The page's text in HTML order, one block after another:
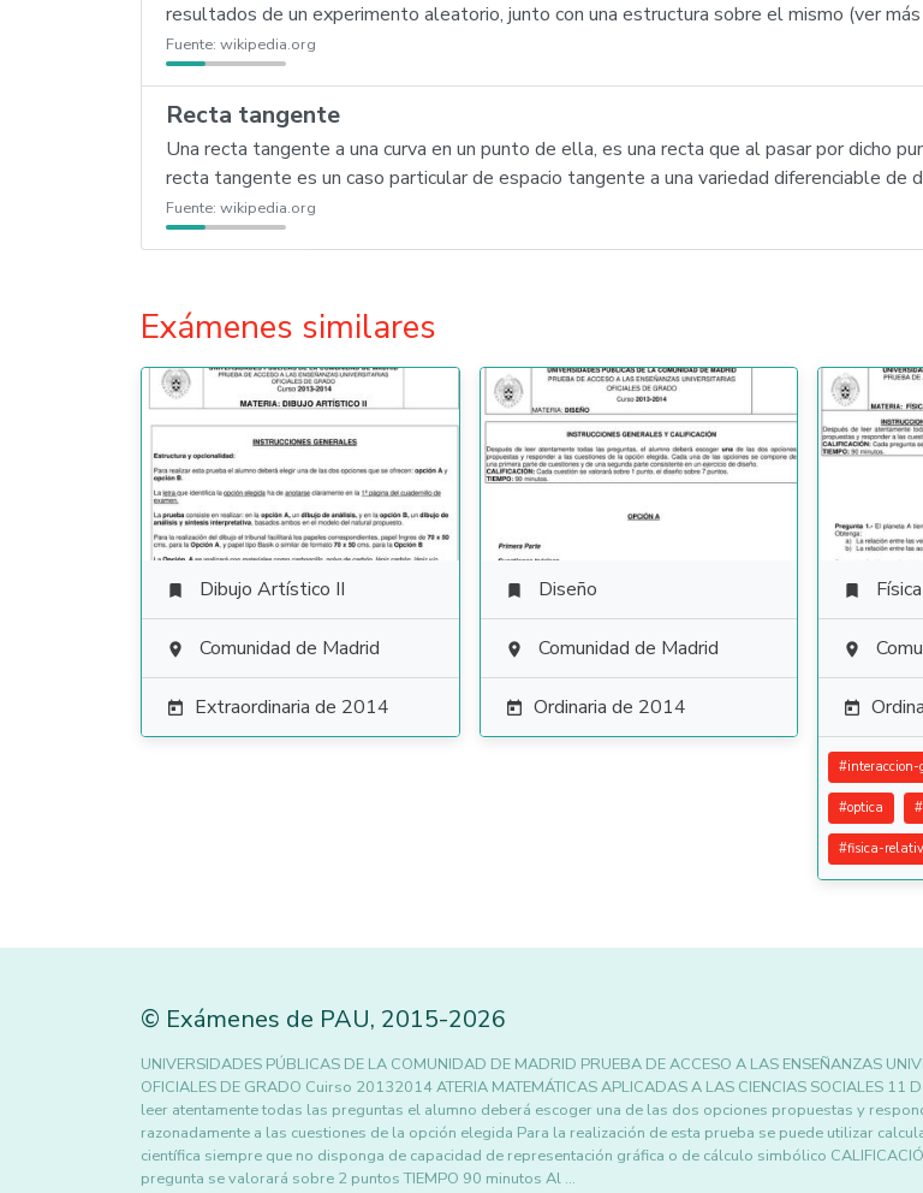
resultados de un experimento aleatorio, junto con una estructura sobre el mismo (ver
Fuente: wikipedia.org
Recta tangente
Una recta tangente a una curva en un punto de ella, es una recta que al pasar por dicho
recta tangente es un caso particular de espacio tangente a una variedad diferenciable de
Fuente: wikipedia.org
Exámenes similares
 Dibujo Artístico II
 Comunidad de Madrid
 Extraordinaria de 2014
 Diseño
 Comunidad de Madrid
 Ordinaria de 2014
 Física


#
#optica #
#fisica-
© Exámenes de PAU, 2015-2026
UNIVERSIDADES PÚBLICAS DE LA COMUNIDAD DE MADRID PRUEBA DE ACCESO A LAS ENSEÑANZAS
OFICIALES DE GRADO Cuirso 20132014 ATERIA MATEMÁTICAS APLICADAS A LAS CIENCIAS SOCIALES 11
leer atentamente todas las preguntas el alumno deberá escoger una de las dos opciones propuestas y
razonadamente a las cuestiones de la opción elegida Para la realización de esta prueba se puede utilizar
científica siempre que no disponga de capacidad de representación gráfica o de cálculo simbólico
pregunta se valorará sobre 2 puntos TIEMPO 90 minutos Al …